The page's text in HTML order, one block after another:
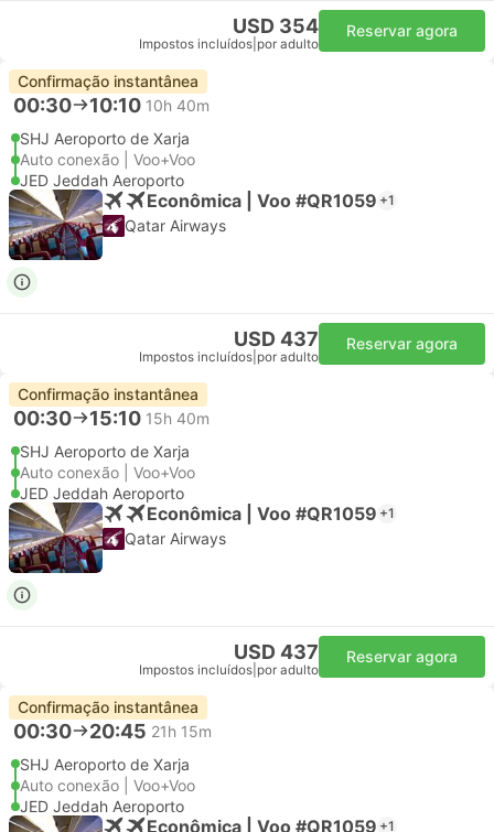
USD 354
Impostos incluídos por adulto
Reservar agora
Confirmação instantânea
00:30 10:10 10h 40m
SHJ Aeroporto de Xarja
Auto conexão | Voo+Voo
JED Jeddah Aeroporto
Econômica | Voo #QR1059 +1
Qatar Airways
USD 437
Impostos incluídos por adulto
Reservar agora
Confirmação instantânea
00:30 15:10 15h 40m
SHJ Aeroporto de Xarja
Auto conexão | Voo+Voo
JED Jeddah Aeroporto
Econômica | Voo #QR1059 +1
Qatar Airways
USD 437
Impostos incluídos por adulto
Reservar agora
Confirmação instantânea
00:30 20:45 21h 15m
SHJ Aeroporto de Xarja
Auto conexão | Voo+Voo
JED Jeddah Aeroporto
Econômica | Voo #QR1059 +1